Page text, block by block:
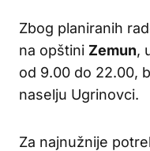
Zbog planiranih
na opštini Zemun,
od 9.00 do 22.00,
naselju Ugrinovci.
Za najnužnije